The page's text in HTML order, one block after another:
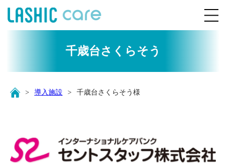
千歳台さくらそう
導入施設 千歳台さくらそう様